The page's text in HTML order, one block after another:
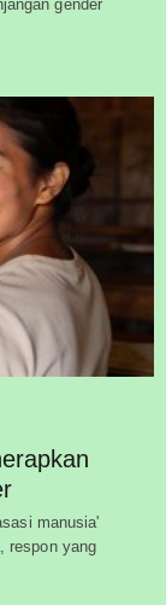
gender
manusia'
respon yang